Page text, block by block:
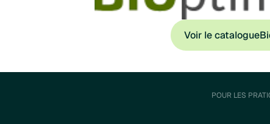
Voir le catalogue
POUR LES